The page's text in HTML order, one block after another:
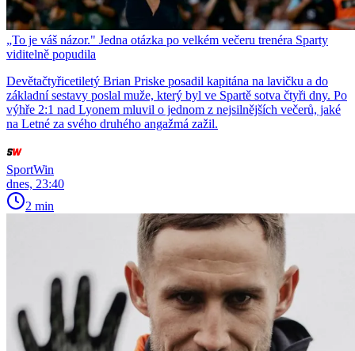
„To je váš názor." Jedna otázka po velkém večeru trenéra Sparty
viditelně popudila
Devětačtyřicetiletý Brian Priske posadil kapitána na lavičku a do
základní sestavy poslal muže, který byl ve Spartě sotva čtyři dny. Po
výhře 2:1 nad Lyonem mluvil o jednom z nejsilnějších večerů, jaké
na Letné za svého druhého angažmá zažil.
SportWin
dnes, 23:40
2 min